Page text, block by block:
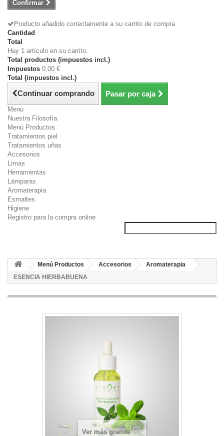
Confirmar
Producto añadido correctamente a su carrito de compra
Cantidad
Total
Hay 1 artículo en su carrito.
Total productos (impuestos incl.)
Impuestos 0,00 €
Total (impuestos incl.)
Continuar comprando Pasar por caja
Menú
Nuestra Filosofía
Menú Productos
Tratamientos piel
Tratamientos uñas
Accesorios
Limas
Herramientas
Lámparas
Aromaterapia
Esmaltes
Higiene
Registro para la compra online
Menú Productos Accesorios
Aromaterapia
ESENCIA HIERBABUENA
Ver más grande